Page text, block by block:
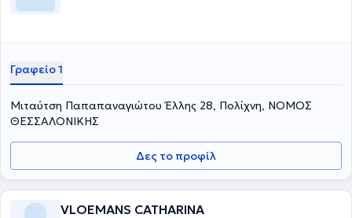
Γραφείο 1
Μιταύτση Παπαπαναγιώτου Έλλης 28, Πολίχνη, ΝΟΜΟΣ
ΘΕΣΣΑΛΟΝΙΚΗΣ
Δες το προφίλ
VLΟEΜΑΝS CATHARINA